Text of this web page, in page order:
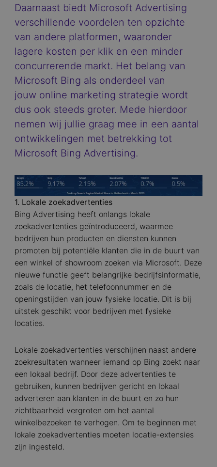
Daarnaast biedt Microsoft Advertising
verschillende voordelen ten opzichte
van andere platformen, waaronder
lagere kosten per klik en een minder
concurrerende markt. Het belang van
Microsoft Bing als onderdeel van
jouw online marketing strategie wordt
dus ook steeds groter. Mede hierdoor
nemen wij jullie graag mee in een aantal
ontwikkelingen met betrekking tot
Microsoft Bing Advertising.
Image
1. Lokale zoekadvertenties
Bing Advertising heeft onlangs lokale
zoekadvertenties geïntroduceerd, waarmee
bedrijven hun producten en diensten kunnen
promoten bij potentiële klanten die in de buurt van
een winkel of showroom zoeken via Microsoft. Deze
nieuwe functie geeft belangrijke bedrijfsinformatie,
zoals de locatie, het telefoonnummer en de
openingstijden van jouw fysieke locatie. Dit is bij
uitstek geschikt voor bedrijven met fysieke
locaties.
Lokale zoekadvertenties verschijnen naast andere
zoekresultaten wanneer iemand op Bing zoekt naar
een lokaal bedrijf. Door deze advertenties te
gebruiken, kunnen bedrijven gericht en lokaal
adverteren aan klanten in de buurt en zo hun
zichtbaarheid vergroten om het aantal
winkelbezoeken te verhogen. Om te beginnen met
lokale zoekadvertenties moeten locatie-extensies
zijn ingesteld.